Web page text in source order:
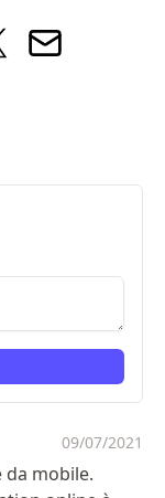
09/07/2021
da mobile.